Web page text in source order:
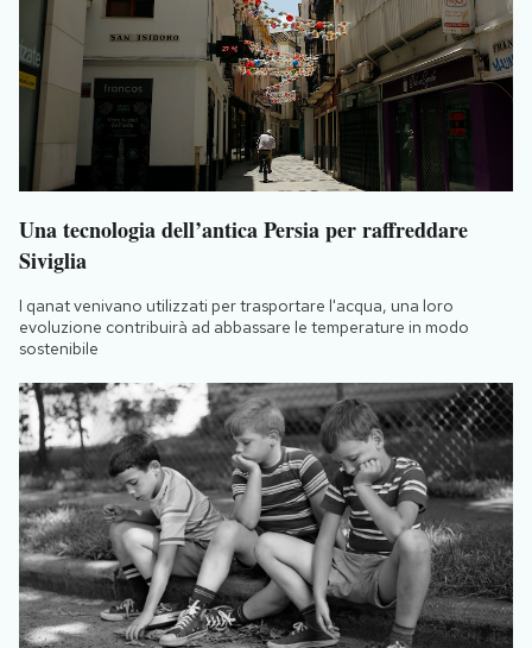
Una tecnologia dell’antica Persia per raffreddare
Siviglia
I qanat venivano utilizzati per trasportare l'acqua, una loro
evoluzione contribuirà ad abbassare le temperature in modo
sostenibile